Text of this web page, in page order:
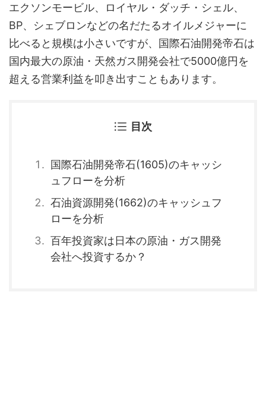
エクソンモービル、ロイヤル・ダッチ・シェル、
BP、シェブロンなどの名だたるオイルメジャーに
比べると規模は小さいですが、国際石油開発帝石は
国内最大の原油・天然ガス開発会社で5000億円を
超える営業利益を叩き出すこともあります。
目次
国際石油開発帝石(1605)のキャッシ
ュフローを分析
石油資源開発(1662)のキャッシュフ
ローを分析
百年投資家は日本の原油・ガス開発
会社へ投資するか？